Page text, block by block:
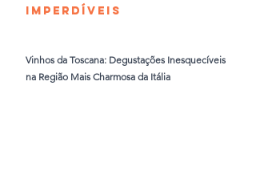
imperdíveis
Vinhos da Toscana: Degustações Inesquecíveis
na Região Mais Charmosa da Itália